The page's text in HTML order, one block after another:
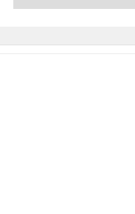
thèmes